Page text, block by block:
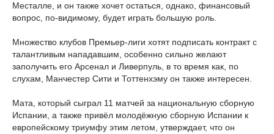
Месталле, и он также хочет остаться, однако, финансовый
вопрос, по-видимому, будет играть большую роль.
Множество клубов Премьер-лиги хотят подписать контракт с
талантливым нападавшим, особенно сильно желают
заполучить его Арсенал и Ливерпуль, в то время как, по
слухам, Манчестер Сити и Тоттенхэму он также интересен.
Мата, который сыграл 11 матчей за национальную сборную
Испании, а также привёл молодёжную сборную Испании к
европейскому триумфу этим летом, утверждает, что он